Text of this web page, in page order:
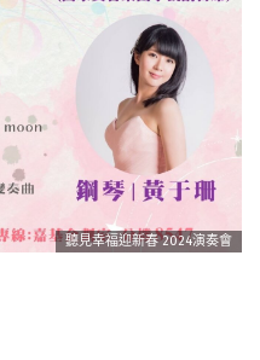
聽見幸福迎新春 2024演奏會